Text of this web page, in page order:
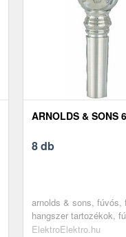
ARNOLDS & SONS 6
8 db
arnolds & sons, fúvós,
hangszer tartozékok,
tenorra
ElektroElektro.hu